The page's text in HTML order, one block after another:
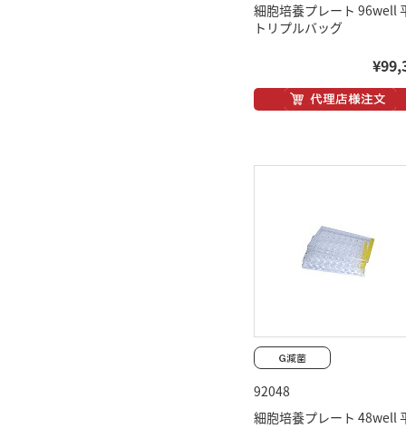
細胞培養プレート 96well
トリプルバッグ
92048
細胞培養プレート 48well